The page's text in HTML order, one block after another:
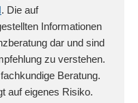
. Die auf
Informationen
dar und sind
zu verstehen.
Beratung.
auf eigenes Risiko.